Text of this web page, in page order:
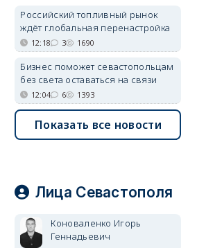
Российский топливный рынок
ждёт глобальная перенастройка
12:18 3 1690
Бизнес поможет севастопольцам
без света оставаться на связи
12:04 6 1393
Показать все новости
Лица Севастополя
Коноваленко Игорь
Геннадьевич